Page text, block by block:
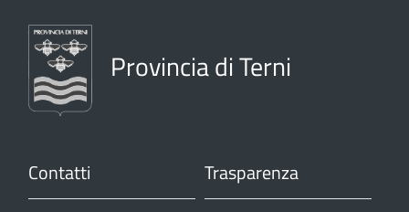
Provincia di Terni
Contatti Trasparenza